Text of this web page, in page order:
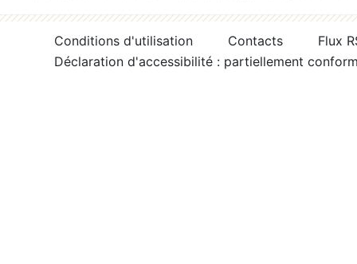
Conditions d'utilisation Contacts
Flux
Déclaration d'accessibilité : partiellement